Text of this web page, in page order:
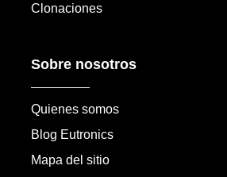
Clonaciones
Sobre nosotros
Quienes somos
Blog Eutronics
Mapa del sitio